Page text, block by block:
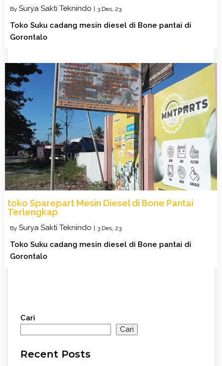
By Surya Sakti Teknindo 3 Des, 23
Toko Suku cadang mesin diesel di Bone pantai di
Gorontalo
toko Sparepart Mesin Diesel di Bone Pantai
Terlengkap
By Surya Sakti Teknindo 3 Des, 23
Toko Suku cadang mesin diesel di Bone pantai di
Gorontalo
Cari
Cari
Recent Posts